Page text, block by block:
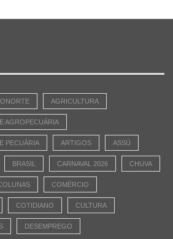
AGRICULTURA
AGROPECUÁRIA
PECUÁRIA ARTIGOS ASSÚ
BRASIL CARNAVAL 2026 CHUVA
COMÉRCIO
COTIDIANO CULTURA
DESEMPREGO